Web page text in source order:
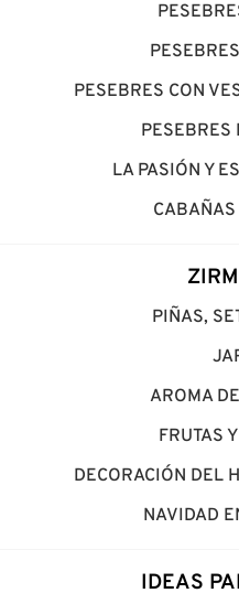
PESEBRES CON
PESEBRES
LA PASIÓN Y
PIÑAS,
AROMA
FRUTAS
DECORACIÓN DEL
NAVIDAD
IDEAS